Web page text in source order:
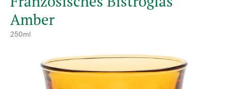
Amber
250ml